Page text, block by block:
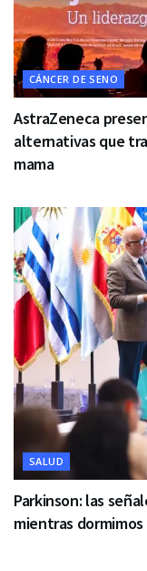
CÁNCER DE SENO
AstraZeneca
alternativas que
mama
SALUD
Parkinson: las
mientras dormimos